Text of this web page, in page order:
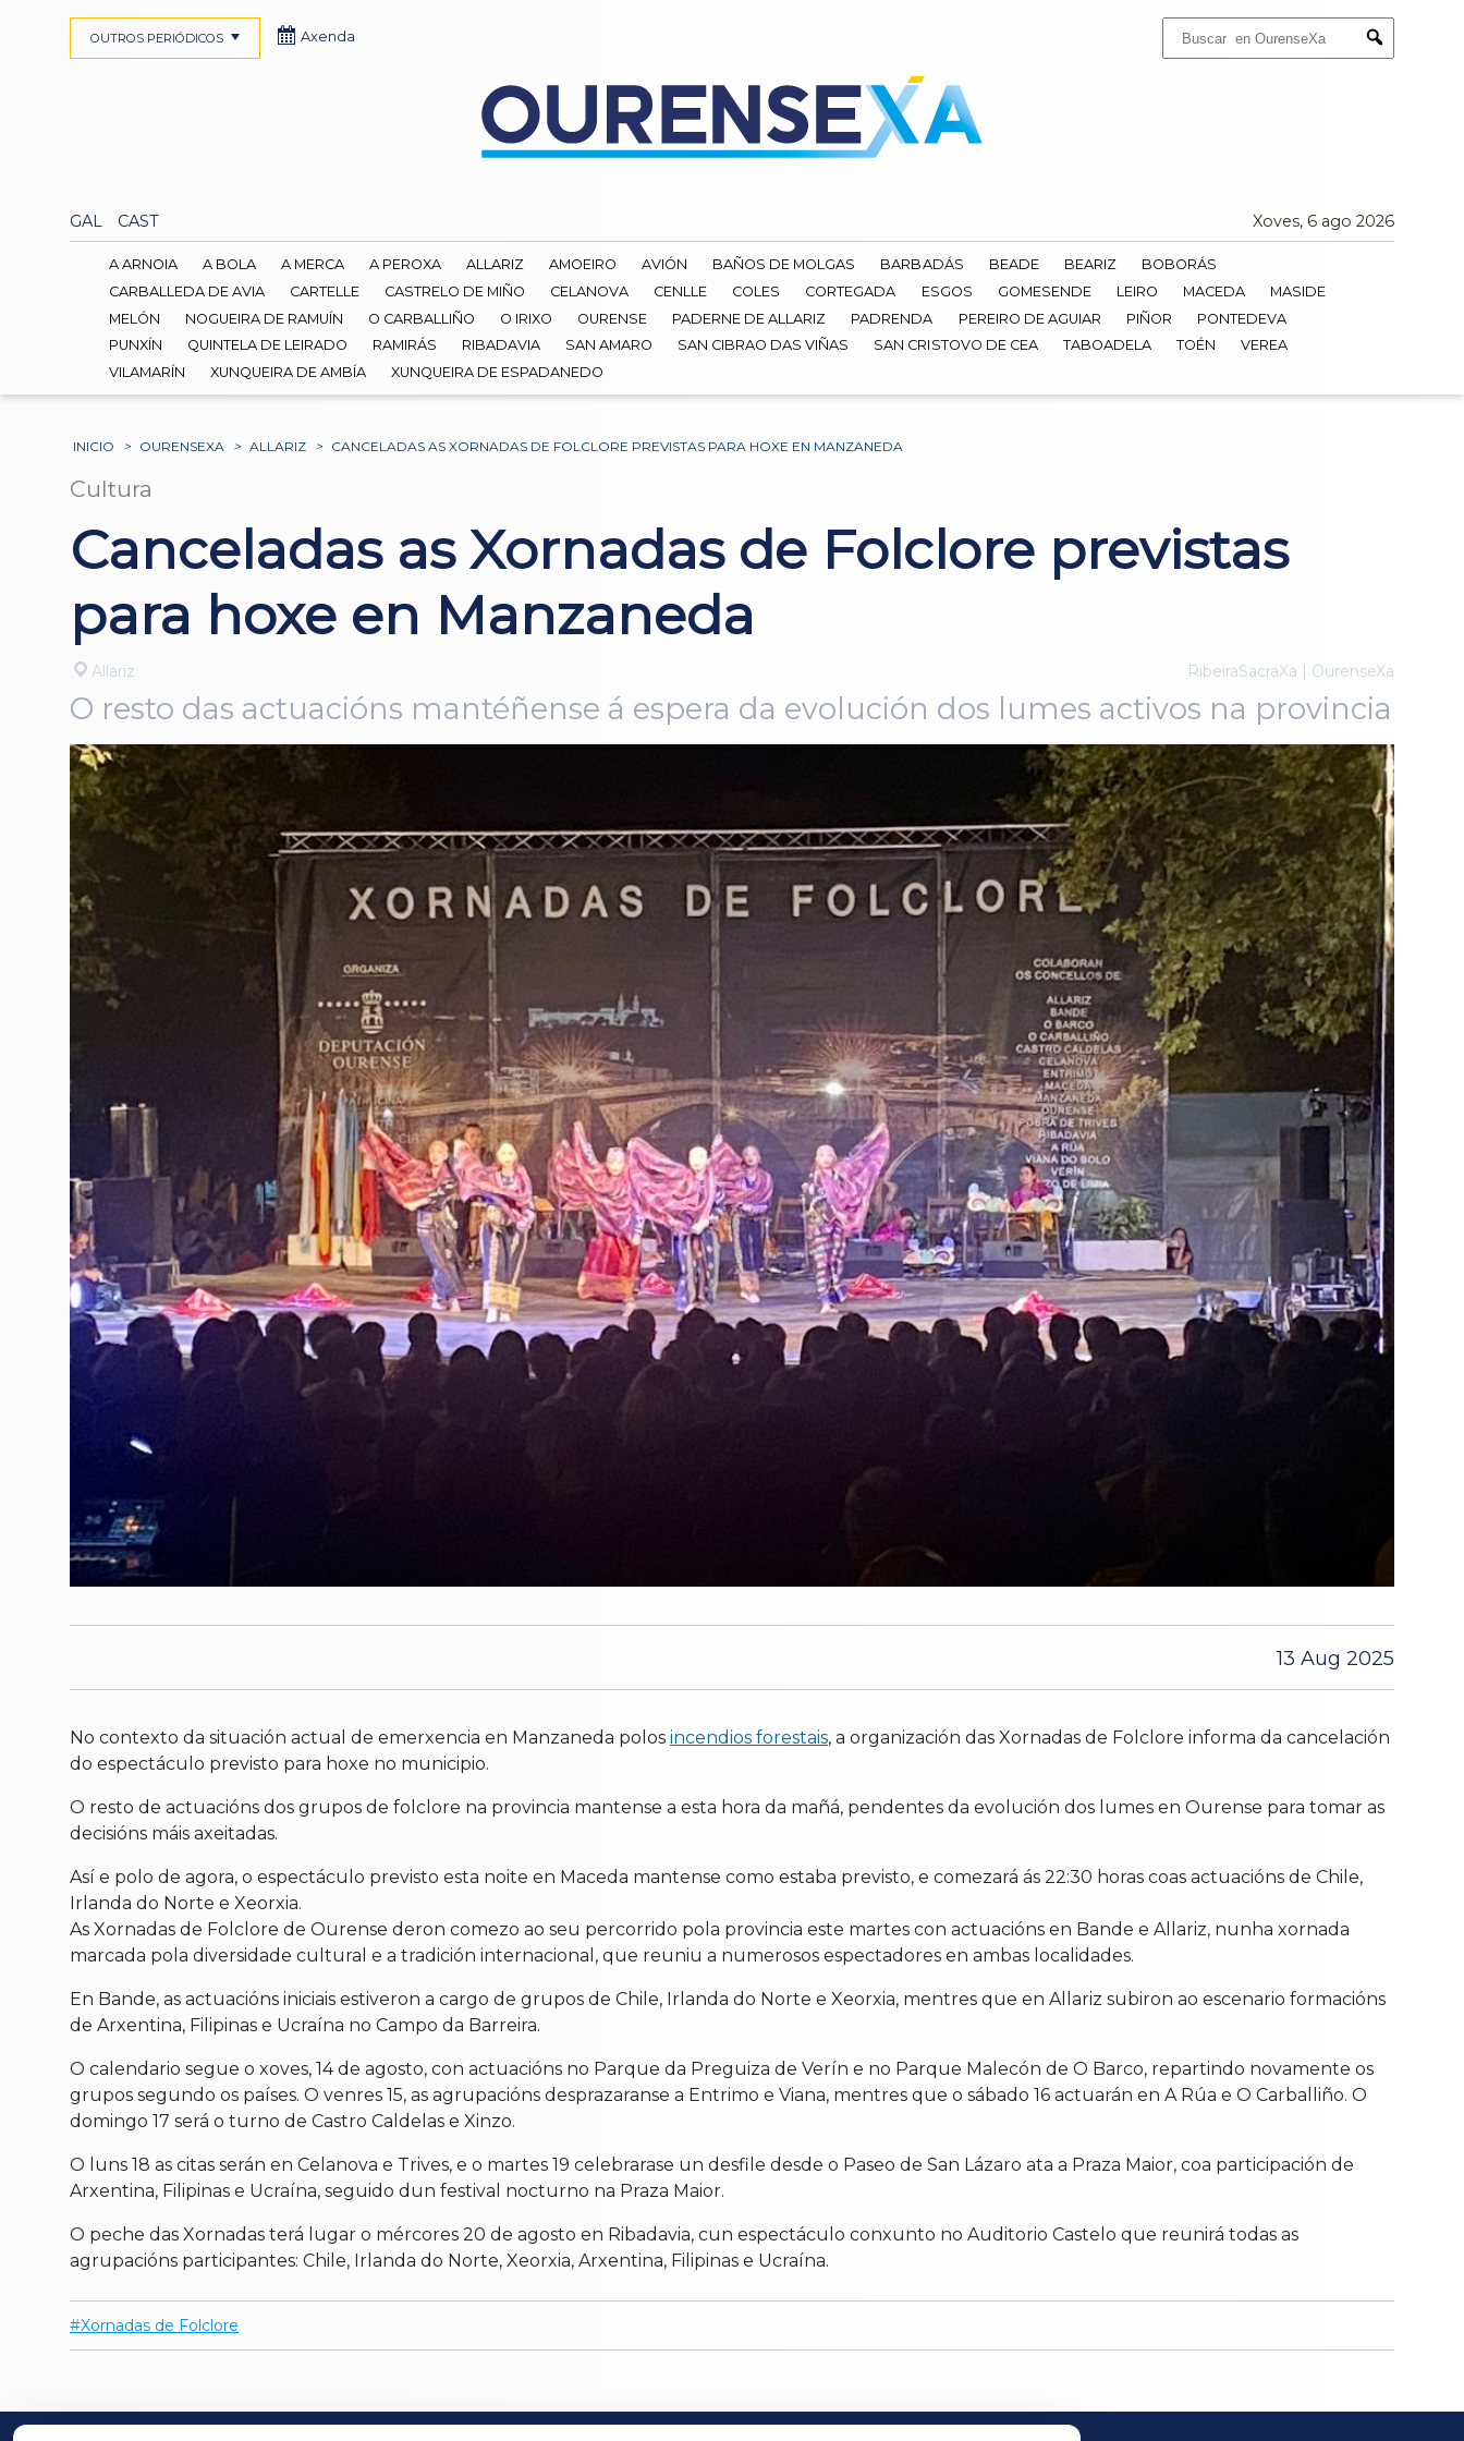
Submit
GAL CAST Xoves, 6 ago 2026
OUTROS PERIÓDICOS Axenda
A ARNOIA A BOLA A MERCA A PEROXA ALLARIZ AMOEIRO AVIÓN BAÑOS DE MOLGAS BARBADÁS BEADE BEARIZ
BOBORÁS
CARBALLEDA DE AVIA
CARTELLE CASTRELO DE MIÑO CELANOVA CENLLE COLES CORTEGADA ESGOS GOMESENDE LEIRO MACEDA
MASIDE
MELÓN
NOGUEIRA DE RAMUÍN O CARBALLIÑO O IRIXO OURENSE PADERNE DE ALLARIZ PADRENDA PEREIRO DE AGUIAR PIÑOR
PONTEDEVA
PUNXÍN
QUINTELA DE LEIRADO RAMIRÁS RIBADAVIA SAN AMARO SAN CIBRAO DAS VIÑAS SAN CRISTOVO DE CEA TABOADELA TOÉN
VEREA
VILAMARÍN
XUNQUEIRA DE AMBÍA XUNQUEIRA DE ESPADANEDO
INICIO > OURENSEXA > ALLARIZ > CANCELADAS AS XORNADAS DE FOLCLORE PREVISTAS PARA HOXE EN MANZANEDA
Cultura
Canceladas as Xornadas de Folclore previstas
para hoxe en Manzaneda
Allariz RibeiraSacraXa | OurenseXa
O resto das actuacións mantéñense á espera da evolución dos lumes activos na provincia
13 Aug 2025
No contexto da situación actual de emerxencia en Manzaneda polos incendios forestais, a organización das Xornadas de Folclore informa da cancelación
do espectáculo previsto para hoxe no municipio.
O resto de actuacións dos grupos de folclore na provincia mantense a esta hora da mañá, pendentes da evolución dos lumes en Ourense para tomar as
decisións máis axeitadas.
Así e polo de agora, o espectáculo previsto esta noite en Maceda mantense como estaba previsto, e comezará ás 22:30 horas coas actuacións de Chile,
Irlanda do Norte e Xeorxia.
As Xornadas de Folclore de Ourense deron comezo ao seu percorrido pola provincia este martes con actuacións en Bande e Allariz, nunha xornada
marcada pola diversidade cultural e a tradición internacional, que reuniu a numerosos espectadores en ambas localidades.
En Bande, as actuacións iniciais estiveron a cargo de grupos de Chile, Irlanda do Norte e Xeorxia, mentres que en Allariz subiron ao escenario formacións
de Arxentina, Filipinas e Ucraína no Campo da Barreira.
O calendario segue o xoves, 14 de agosto, con actuacións no Parque da Preguiza de Verín e no Parque Malecón de O Barco, repartindo novamente os
grupos segundo os países. O venres 15, as agrupacións desprazaranse a Entrimo e Viana, mentres que o sábado 16 actuarán en A Rúa e O Carballiño. O
domingo 17 será o turno de Castro Caldelas e Xinzo.
O luns 18 as citas serán en Celanova e Trives, e o martes 19 celebrarase un desfile desde o Paseo de San Lázaro ata a Praza Maior, coa participación de
Arxentina, Filipinas e Ucraína, seguido dun festival nocturno na Praza Maior.
O peche das Xornadas terá lugar o mércores 20 de agosto en Ribadavia, cun espectáculo conxunto no Auditorio Castelo que reunirá todas as
agrupacións participantes: Chile, Irlanda do Norte, Xeorxia, Arxentina, Filipinas e Ucraína.
Xornadas de Folclore